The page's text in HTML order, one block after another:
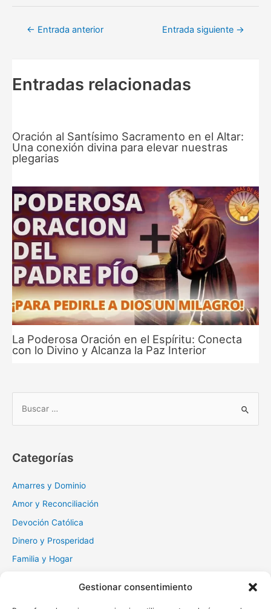
Gestionar consentimiento
Navegación
← Entrada anterior Entrada siguiente →
Entradas relacionadas
Oración al Santísimo Sacramento en el Altar:
Una conexión divina para elevar nuestras
plegarias
La Poderosa Oración en el Espíritu: Conecta
con lo Divino y Alcanza la Paz Interior
a
r
Categorías
Amarres y Dominio
Amor y Reconciliación
Devoción Católica
Dinero y Prosperidad
Familia y Hogar